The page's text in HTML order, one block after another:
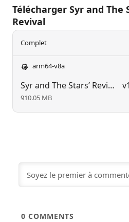
Télécharger Syr and The
Revival
Complet
arm64-v8a
Syr and The Stars’ Revival
910.05 MB
0 COMMENTS